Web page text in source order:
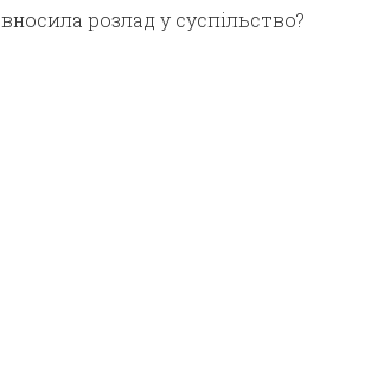
вносила розлад у суспільство?